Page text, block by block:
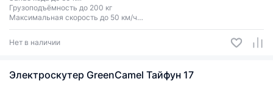
Грузоподъёмность до 200 кг
Максимальная скорость до 50 км/ч
Двухместный
Нет в наличии
Электроскутер GreenCamel Тайфун 17